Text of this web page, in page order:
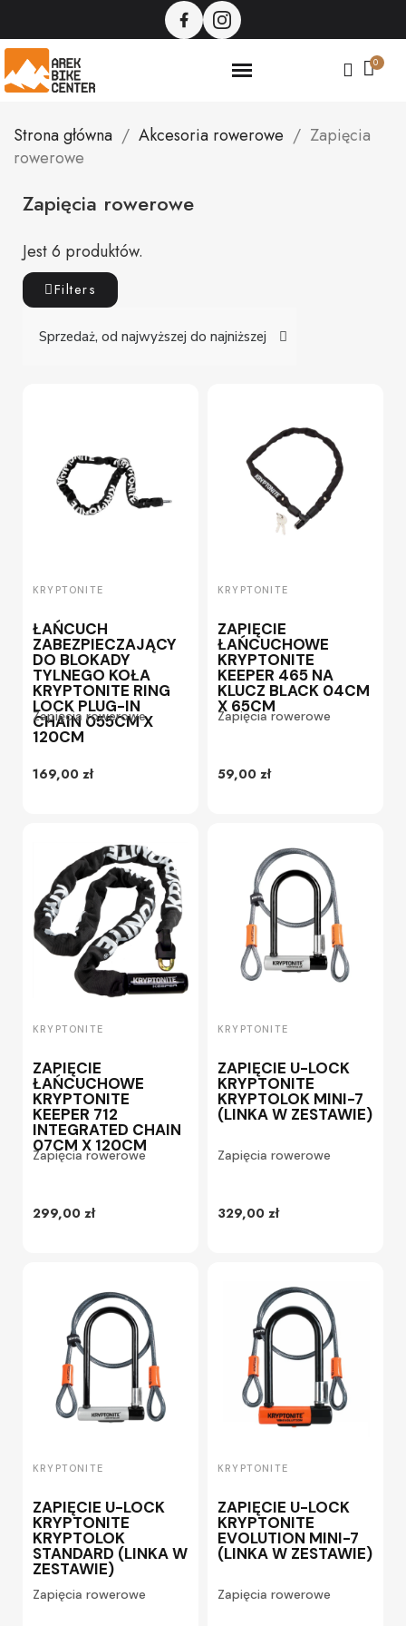
Strona główna Akcesoria rowerowe
Zapięcia
rowerowe
Zapięcia rowerowe
Jest 6 produktów.
Filters
KRYPTONITE
ŁAŃCUCH
ZABEZPIECZAJĄCY
DO BLOKADY
TYLNEGO KOŁA
KRYPTONITE RING
LOCK PLUG-IN
CHAIN 055CM X
120CM
Zapięcia rowerowe
169,00 zł
KRYPTONITE
ZAPIĘCIE
ŁAŃCUCHOWE
KRYPTONITE
KEEPER 465 NA
KLUCZ BLACK 04CM
X 65CM
Zapięcia rowerowe
59,00 zł
KRYPTONITE
ZAPIĘCIE
ŁAŃCUCHOWE
KRYPTONITE
KEEPER 712
INTEGRATED CHAIN
07CM X 120CM
Zapięcia rowerowe
299,00 zł
KRYPTONITE
ZAPIĘCIE U-LOCK
KRYPTONITE
KRYPTOLOK MINI-7
(LINKA W ZESTAWIE)
Zapięcia rowerowe
329,00 zł
KRYPTONITE
ZAPIĘCIE U-LOCK
KRYPTONITE
KRYPTOLOK
STANDARD (LINKA W
ZESTAWIE)
Zapięcia rowerowe
KRYPTONITE
ZAPIĘCIE U-LOCK
KRYPTONITE
EVOLUTION MINI-7
(LINKA W ZESTAWIE)
Zapięcia rowerowe